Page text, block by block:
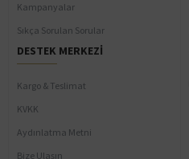
Kampanyalar
Sıkça Sorulan Sorular
DESTEK MERKEZI
Kargo & Teslimat
KVKK
Aydınlatma Metni
Bize Ulaşın